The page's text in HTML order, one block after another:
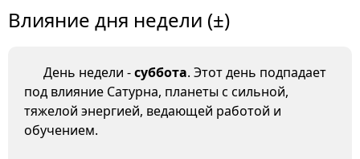
Влияние дня недели (±)
День недели -суббота. Этот день подпадает
под влияние Сатурна, планеты с сильной,
тяжелой энергией, ведающей работой и
обучением.